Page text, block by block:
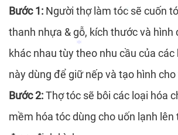
*
*
*
Bước 1: Người thợ làm tóc sẽ cuốn
thanh nhựa & gỗ, kích thước và hình
khác nhau tùy theo nhu cầu của các
này dùng để giữ nếp và tạo hình
Bước 2:Thợ tóc sẽ bôi các loại hóa
mềm hóa tóc dùng cho uốn lạnh